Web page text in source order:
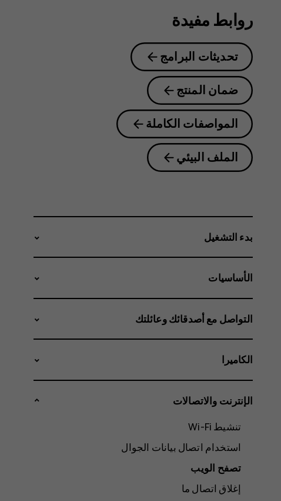
روابط مفيدة
تحديثات البرامج
ضمان المنتج
المواصفات الكاملة
الملف البيئي
بدء التشغيل
الأساسيات
التواصل مع أصدقائك وعائلتك
الكاميرا
الإنترنت والاتصالات
تنشيط Wi-Fi
استخدام اتصال بيانات الجوال
تصفح الويب
إغلاق اتصال ما